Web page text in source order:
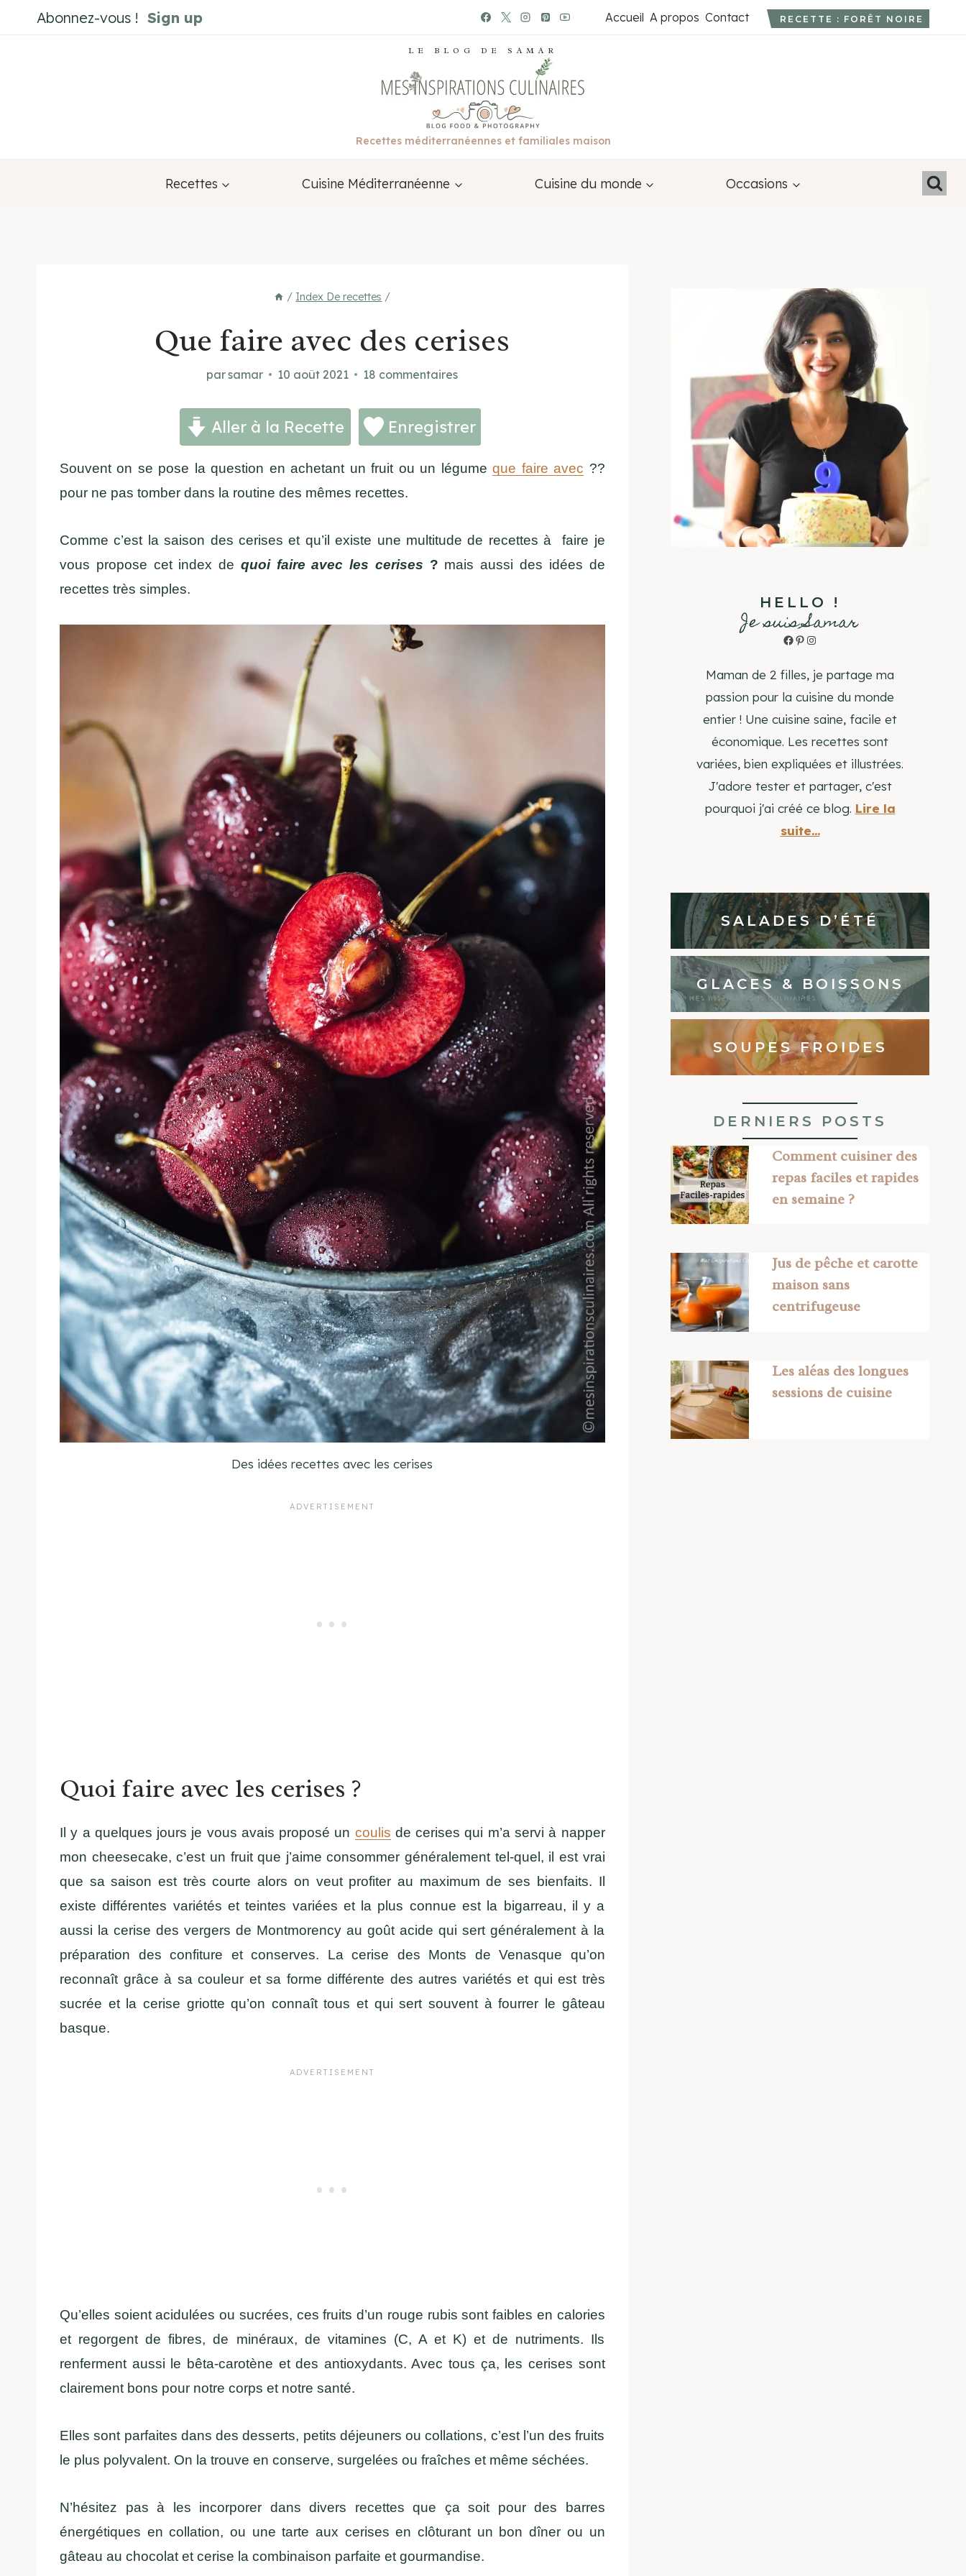
au
Abonnez-vous ! Sign up Accueil A propos Contact RECETTE : FORÊT NOIRE
LE BLOG DE SAMAR
Recettes méditerranéennes et familiales maison
Recettes Cuisine Méditerranéenne Cuisine du monde Occasions
/ Index De recettes /
Que faire avec des cerises
parsamar 10 août 2021 18 commentaires
Aller à la Recette Enregistrer
Souvent on se pose la question en achetant un fruit ou un légumeque faire avec ??
pour ne pas tomber dans la routine des mêmes recettes.
Comme c’est la saison des cerises et qu’il existe une multitude de recettes à faire je
vous propose cet index de quoi faire avec les cerises ? mais aussi des idées de
recettes très simples.
Des idées recettes avec les cerises
Quoi faire avec les cerises ?
Il y a quelques jours je vous avais proposé un coulis de cerises qui m’a servi à napper
mon cheesecake, c’est un fruit que j’aime consommer généralement tel-quel, il est vrai
que sa saison est très courte alors on veut profiter au maximum de ses bienfaits. Il
existe différentes variétés et teintes variées et la plus connue est la bigarreau, il y a
aussi la cerise des vergers de Montmorency au goût acide qui sert généralement à la
préparation des confiture et conserves. La cerise des Monts de Venasque qu’on
reconnaît grâce à sa couleur et sa forme différente des autres variétés et qui est très
sucrée et la cerise griotte qu’on connaît tous et qui sert souvent à fourrer le gâteau
basque.
Qu’elles soient acidulées ou sucrées, ces fruits d’un rouge rubis sont faibles en calories
et regorgent de fibres, de minéraux, de vitamines (C, A et K) et de nutriments. Ils
renferment aussi le bêta-carotène et des antioxydants. Avec tous ça, les cerises sont
clairement bons pour notre corps et notre santé.
Elles sont parfaites dans des desserts, petits déjeuners ou collations, c’est l’un des fruits
le plus polyvalent. On la trouve en conserve, surgelées ou fraîches et même séchées.
N’hésitez pas à les incorporer dans divers recettes que ça soit pour des barres
énergétiques en collation, ou une tarte aux cerises en clôturant un bon dîner ou un
gâteau au chocolat et cerise la combinaison parfaite et gourmandise.
HELLO !
Je suis Samar
Facebook
Pinterest
Instagram
Maman de 2 filles, je partage ma
passion pour la cuisine du monde
entier ! Une cuisine saine, facile et
économique. Les recettes sont
variées, bien expliquées et illustrées.
J'adore tester et partager, c'est
pourquoi j'ai créé ce blog. Lire la
suite...
SALADES D’ÉTÉ
GLACES & BOISSONS
SOUPES FROIDES
DERNIERS POSTS
Comment cuisiner des
repas faciles et rapides
en semaine ?
Jus de pêche et carotte
maison sans
centrifugeuse
Les aléas des longues
sessions de cuisine